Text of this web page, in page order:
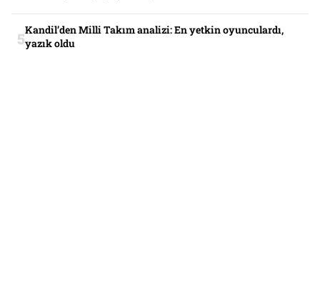
Kandil’den Milli Takım analizi: En yetkin oyunculardı,
yazık oldu